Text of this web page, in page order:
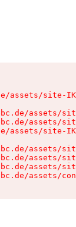
assets/site-
assets/
assets/
assets/site-
assets/
assets/
assets/
assets/